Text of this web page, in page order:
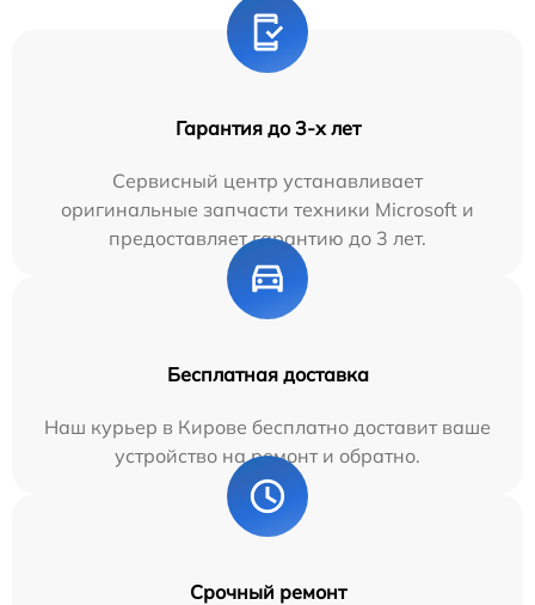
Гарантия до 3-х лет
Сервисный центр устанавливает
оригинальные запчасти техники Microsoft и
предоставляет гарантию до 3 лет.
Бесплатная доставка
Наш курьер в Кирове бесплатно доставит ваше
устройство на ремонт и обратно.
Срочный ремонт